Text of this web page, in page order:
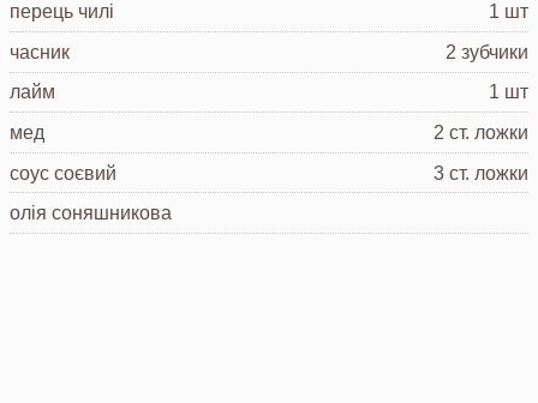
перець чилі
1 шт
часник
2 зубчики
лайм
1 шт
мед
2 ст. ложки
соус соєвий
3 ст. ложки
олія соняшникова